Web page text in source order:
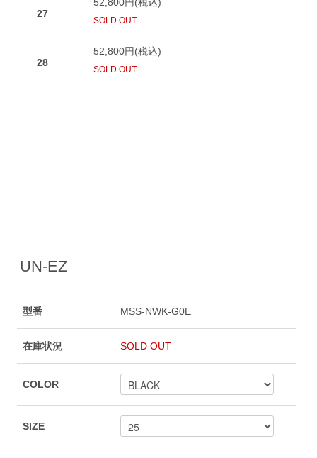
UN-EZ
型番 MSS-NWK-G0E
在庫状況 SOLD OUT
COLOR
SIZE